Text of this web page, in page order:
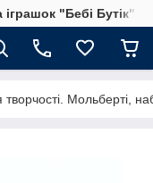
іграшок "Бебі Бутік"
Мольберті,